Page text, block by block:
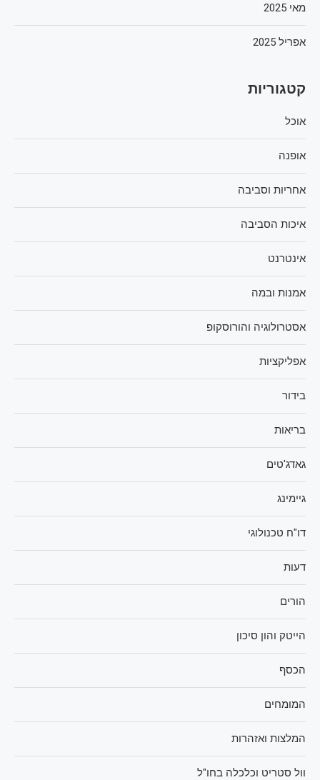
מאי 2025
אפריל 2025
קטגוריות
אוכל
אופנה
אחריות וסביבה
איכות הסביבה
אינטרנט
אמנות ובמה
אסטרולוגיה והורוסקופ
אפליקציות
בידור
בריאות
גאדג'טים
גיימינג
דו"ח טכנולוגי
דעות
הורים
הייטק והון סיכון
הכסף
המומחים
המלצות ואזהרות
וול סטריט וכלכלה בחו"ל